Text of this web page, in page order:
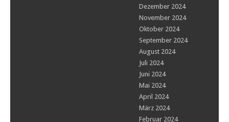
Dezember 2024
November 2024
Oktober 2024
September 2024
August 2024
Juli 2024
Juni 2024
Mai 2024
April 2024
März 2024
Februar 2024